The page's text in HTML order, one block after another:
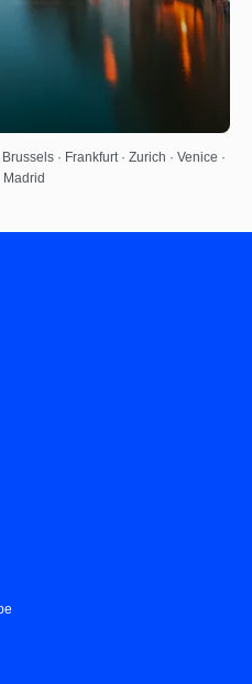
· Frankfurt · Zurich · Venice ·
Madrid